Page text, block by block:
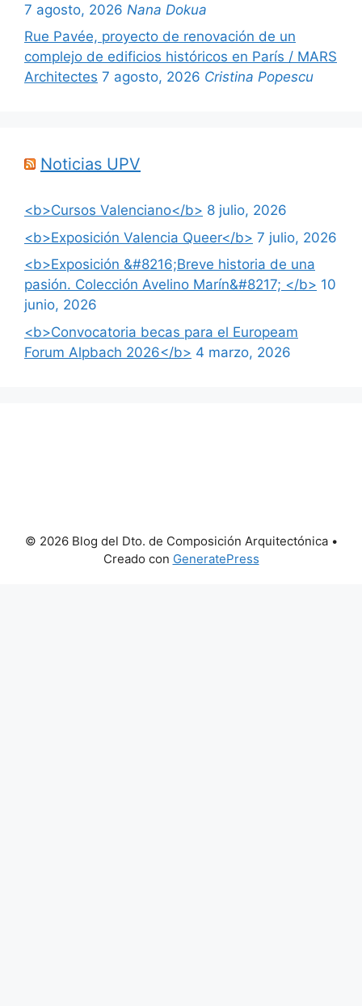
7 agosto, 2026 Nana Dokua
Rue Pavée, proyecto de renovación de un
complejo de edificios históricos en París / MARS
Architectes 7 agosto, 2026 Cristina Popescu
Noticias UPV
<b>Cursos Valenciano</b> 8 julio, 2026
<b>Exposición Valencia Queer</b> 7 julio, 2026
<b>Exposición &#8216;Breve historia de una
pasión. Colección Avelino Marín&#8217; </b> 10
junio, 2026
<b>Convocatoria becas para el Europeam
Forum Alpbach 2026</b> 4 marzo, 2026
© 2026 Blog del Dto. de Composición Arquitectónica•
Creado con GeneratePress